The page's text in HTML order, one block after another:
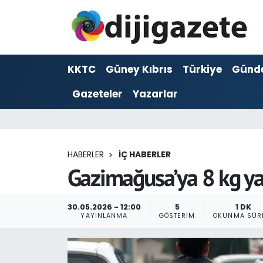
KKTC Güney Kıbrıs Türkiye
Gazeteler
Yazarlar
HABERLER İÇ HABERLER
Gazimağusa’ya 8 kg
30.05.2026 - 12:00
YAYINLANMA
5
GÖSTERIM
1 DK
OKUNMA
ADVERTORIAL
Dijigazete
Güncel
Hava Durumu
Trafik Durumu
Son Dakika Haberleri